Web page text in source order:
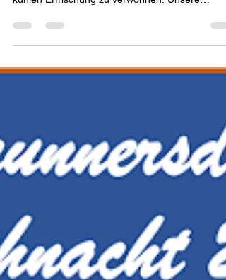
kühlen Erfrischung zu verwöhnen. Unsere
unserem Café zu einem besonderen Erlebnis